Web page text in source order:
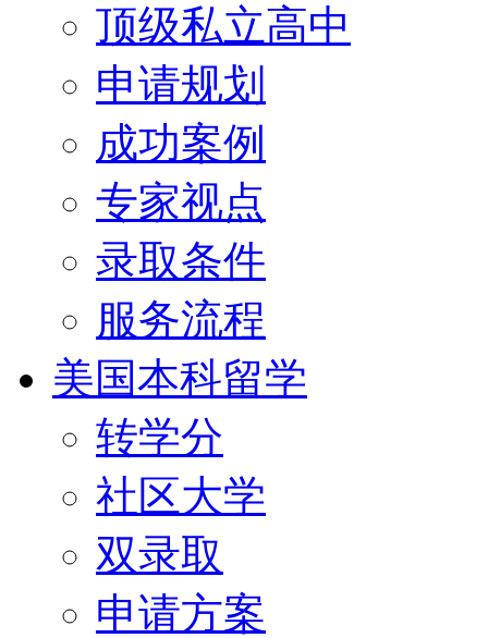
顶级私立高中
申请规划
成功案例
专家视点
录取条件
服务流程
美国本科留学
转学分
社区大学
双录取
申请方案